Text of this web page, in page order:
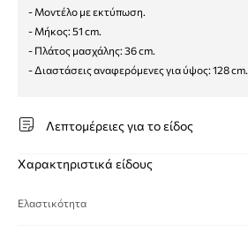
- Μοντέλο με εκτύπωση.
- Μήκος: 51 cm.
- Πλάτος μασχάλης: 36 cm.
- Διαστάσεις αναφερόμενες για ύψος: 128 cm.
Λεπτομέρειες για το είδος
Χαρακτηριστικά είδους
Ελαστικότητα